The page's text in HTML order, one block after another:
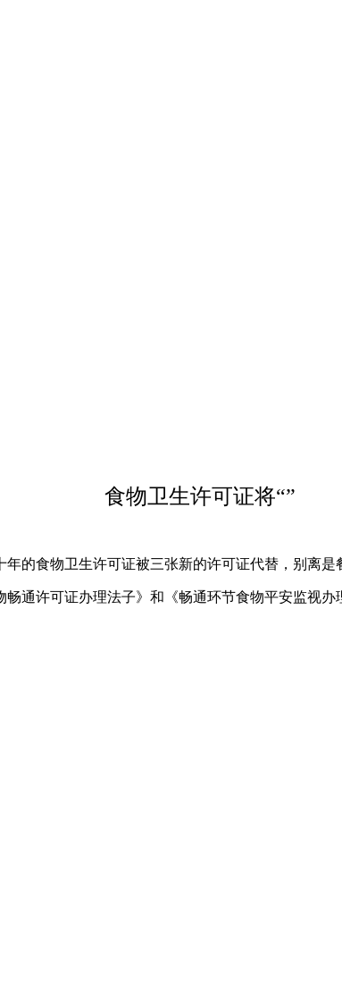
食物卫生许可证将“”
食物卫生许可证被三张新的许可证代替，别离是
许可证办理法子》和《畅通环节食物平安监视办